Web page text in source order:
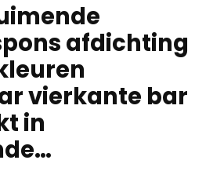
afdichting
vierkante bar
in